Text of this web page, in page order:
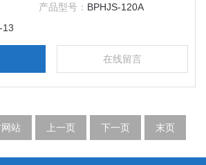
寸（mm）：500*400*600外胆尺寸
电源电压：AC220V 50Hz
产品型号： BPHJS-120A
13
在线留言
站 上一页 下一页 末页